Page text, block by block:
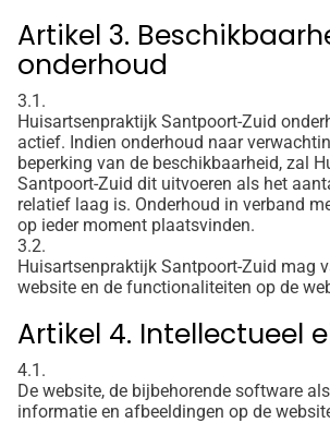
Artikel 3.
onderhoud
3.1.
Huisartsenpraktijk Santpoort-Zuid
actief. Indien onderhoud naar
beperking van de beschikbaarheid, zal
Santpoort-Zuid dit uitvoeren als het
relatief laag is. Onderhoud in verband
op ieder moment plaatsvinden.
3.2.
Huisartsenpraktijk Santpoort-Zuid mag
website en de functionaliteiten op de
Artikel 4. Intellectueel
4.1.
De website, de bijbehorende software
informatie en afbeeldingen op de